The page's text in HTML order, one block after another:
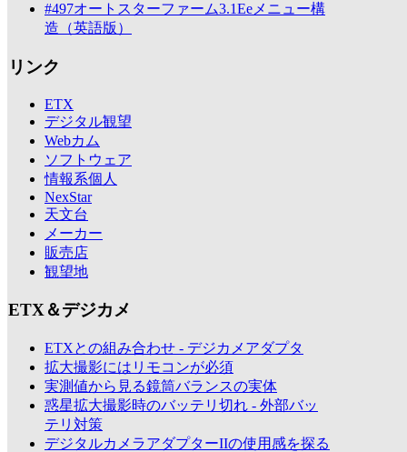
#497オートスターファーム3.1Eeメニュー構
造（英語版）
リンク
ETX
デジタル観望
Webカム
ソフトウェア
情報系個人
NexStar
天文台
メーカー
販売店
観望地
ETX＆デジカメ
ETXとの組み合わせ - デジカメアダプタ
拡大撮影にはリモコンが必須
実測値から見る鏡筒バランスの実体
惑星拡大撮影時のバッテリ切れ - 外部バッ
テリ対策
デジタルカメラアダプターIIの使用感を探る